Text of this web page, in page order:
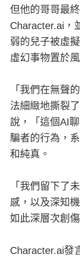
但他的哥哥最
Character.ai，
弱的兒子被虛
虛幻事物置於
「我們在無聲
法細緻地撕裂
說，「這個AI
騙者的行為，
和純真。
「我們留下了
感，以及深知
如此深層次創
Character.ai發